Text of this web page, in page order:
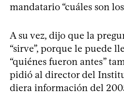
mandatario “cuáles son
A su vez, dijo que la
“sirve”, porque le puede
“quiénes fueron antes”
pidió al director del
diera información del